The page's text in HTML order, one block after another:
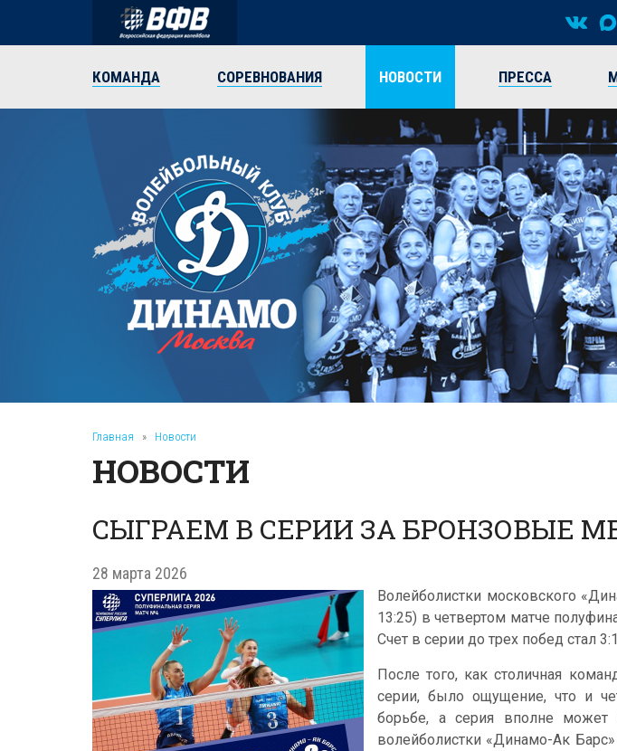
КОМАНДА СОРЕВНОВАНИЯ НОВОСТИ ПРЕССА
Главная » Новости
НОВОСТИ
СЫГРАЕМ В СЕРИИ ЗА БРОНЗОВЫЕ
28 марта 2026
Волейболистки московского
13:25) в четвертом матче
Счет в серии до трех побед стал
После того, как столичная
серии, было ощущение, что и
борьбе, а серия вполне может
волейболистки «Динамо-Ак